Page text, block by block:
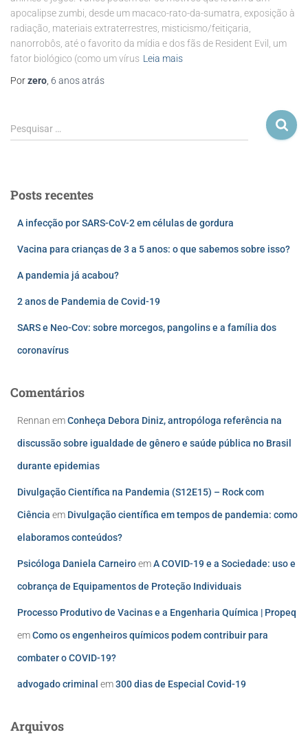
apocalipse zumbi, desde um macaco-rato-da-sumatra, exposição à
radiação, materiais extraterrestres, misticismo/feitiçaria,
nanorrobôs, até o favorito da mídia e dos fãs de Resident Evil, um
fator biológico (como um vírus Leia mais
Porzero, 6 anosatrás
Pesquisar …
Posts recentes
A infecção por SARS-CoV-2 em células de gordura
Vacina para crianças de 3 a 5 anos: o que sabemos sobre isso?
A pandemia já acabou?
2 anos de Pandemia de Covid-19
SARS e Neo-Cov: sobre morcegos, pangolins e a família dos
coronavírus
Comentários
Rennan emConheça Debora Diniz, antropóloga referência na
discussão sobre igualdade de gênero e saúde pública no Brasil
durante epidemias
Divulgação Científica na Pandemia (S12E15) – Rock com
Ciência em Divulgação científica em tempos de pandemia: como
elaboramos conteúdos?
Psicóloga Daniela CarneiroemA COVID-19 e a Sociedade: uso e
cobrança de Equipamentos de Proteção Individuais
Processo Produtivo de Vacinas e a Engenharia Química | Propeq
emComo os engenheiros químicos podem contribuir para
combater o COVID-19?
advogado criminal em300 dias de Especial Covid-19
Arquivos